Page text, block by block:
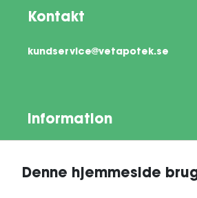
Denne hjemmeside
Kontakt
kundservice@vetapotek.se
Information